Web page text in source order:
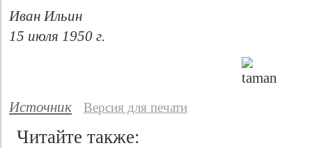
Иван Ильин
15 июля 1950 г.
Источник Версия для печати
Читайте также: